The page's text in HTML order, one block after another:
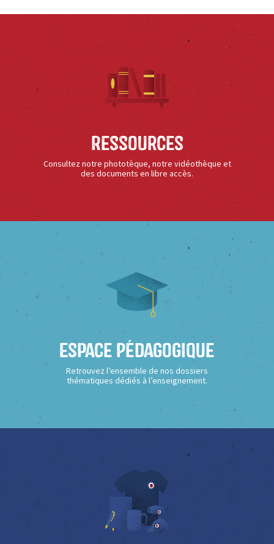
Ressources
Consultez notre phototèque, notre vidéothèque et
des documents en libre accès.
Espace Pédagogique
Retrouvez l’ensemble de nos dossiers
thématiques dédiés à l’enseignement.